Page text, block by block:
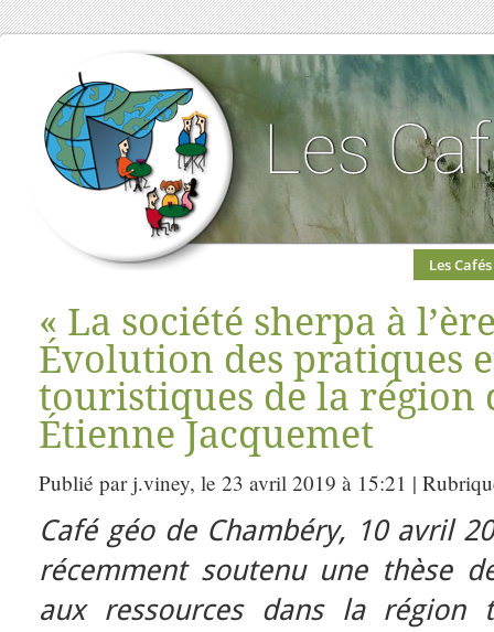
Les Cafés
« La société sherpa à
Évolution des pratiques
touristiques de la région
Étienne Jacquemet
Publié par j.viney, le 23 avril 2019 à 15:21 |
Café géo de Chambéry, 10 avril
récemment soutenu une thèse
aux ressources dans la région